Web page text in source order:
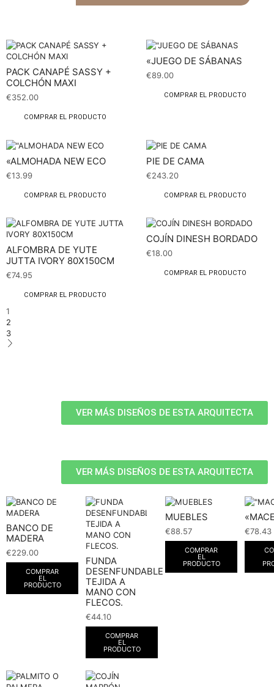
PACK CANAPÉ SASSY +
COLCHÓN MAXI
€352.00
COMPRAR EL PRODUCTO
«JUEGO DE SÁBANAS
€89.00
COMPRAR EL PRODUCTO
«ALMOHADA NEW ECO
€13.99
COMPRAR EL PRODUCTO
PIE DE CAMA
€243.20
COMPRAR EL PRODUCTO
ALFOMBRA DE YUTE
JUTTA IVORY 80X150CM
€74.95
COMPRAR EL PRODUCTO
COJÍN DINESH BORDADO
€18.00
COMPRAR EL PRODUCTO
1
2
3
VER MÁS DISEÑOS DE ESTA ARQUITECTA
VER MÁS DISEÑOS DE ESTA ARQUITECTA
BANCO DE
MADERA
€229.00
COMPRAR
EL
PRODUCTO
FUNDA
DESENFUNDABLE
TEJIDA A
MANO CON
FLECOS.
€44.10
COMPRAR
EL
PRODUCTO
MUEBLES
€88.57
COMPRAR
EL
PRODUCTO
€78.43